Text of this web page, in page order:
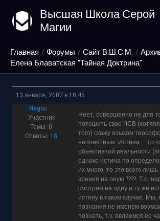
содержимому
Высшая Школа Серой
Магии
Главная Форумы Сайт В.Ш.С.М.
Елена Блаватская "Тайная Доктрина"
13 января, 2007 в 18:45
Negoc
Участник
Темы: 0
Ответы:18
Неет, совершенно не для
потешить свое ЧСВ
того) скажу языком
непонятным. Истина — то
обьективной реальности
однако истина по
их много, то это всего
зрения на оную ????. Т.о.
смотрим на одну и ту же
истину в таком случае. Мы,
познания не именем
познать, т.к. являемся ее